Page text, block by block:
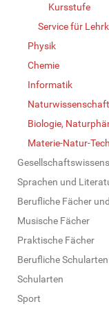
Kursstufe
Service für
Physik
Chemie
Informatik
Biologie,
Materie-Natur-
Sprachen und
Berufliche Fächer
Musische Fächer
Praktische Fächer
Berufliche Schularten
Schularten
Sport